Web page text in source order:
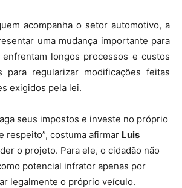
acompanha o setor automotivo, a
uma mudança importante para
longos processos e custos
para regularizar modificações feitas
exigidos pela lei.
seus impostos e investe no próprio
respeito”, costuma afirmar Luis
o projeto. Para ele, o cidadão não
potencial infrator apenas por
legalmente o próprio veículo.